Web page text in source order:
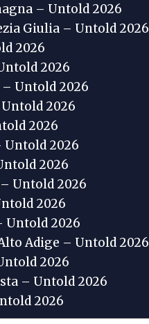
– Untold 2026
Giulia – Untold 2026
2026
2026
Untold 2026
2026
2026
2026
2026
Untold 2026
2026
Untold 2026
Adige – Untold 2026
2026
– Untold 2026
2026